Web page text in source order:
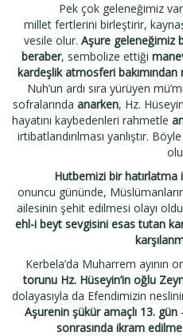
Pek çok geleneğimiz
millet fertlerini birleştirir,
vesile olur. Aşure geleneğimiz
beraber, sembolize ettiği
kardeşlik atmosferi
Nuh’un ardı sıra yürüyen
sofralarında anarken, Hz.
hayatını kaybedenleri rahmetle
irtibatlandırılması yanlıştır.
Hutbemizi bir hatırlatma
onuncu gününde,
ailesinin şehit edilmesi olayı
ehl-i beyt sevgisini esas tutan
Kerbela’da Muharrem ayının
torunu Hz. Hüseyin’in oğlu
dolayasıyla da Efendimizin
Aşurenin şükür amaçlı 13. gün
sonrasında ikram